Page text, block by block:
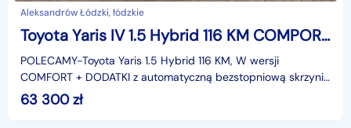
Aleksandrów Łódzki, łódzkie
Toyota Yaris IV 1.5 Hybrid 116 KM COMPORT, Salon PL,I WŁ,Serwis ASO,bezwypadkowy f.v
POLECAMY-Toyota Yaris 1.5 Hybrid 116 KM, W wersji
COMFORT + DODATKI z automatyczną bezstopniową skrzynią
biegów e-CVTz polskiego salonu, serwisowany cały czas .
63 300zł